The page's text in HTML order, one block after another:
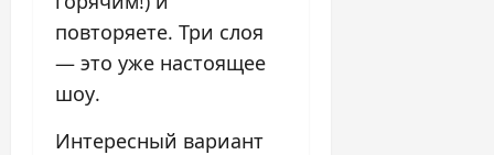
повторяете. Три слоя
— это уже настоящее
шоу.
Интересный вариант